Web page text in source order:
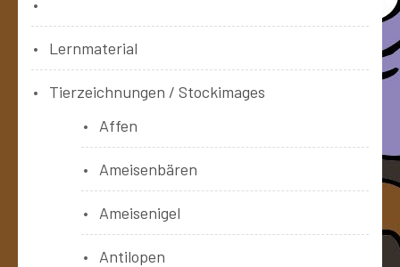
Lernmaterial
Tierzeichnungen / Stockimages
Affen
Ameisenbären
Ameisenigel
Antilopen